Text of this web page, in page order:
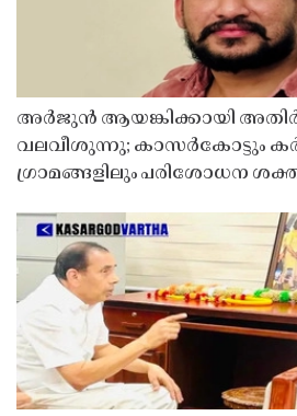
അർജുൻ ആയങ്കിക്കായി
വലവീശുന്നു; കാസർകോട്ടും
ഗ്രാമങ്ങളിലും പരിശോധന